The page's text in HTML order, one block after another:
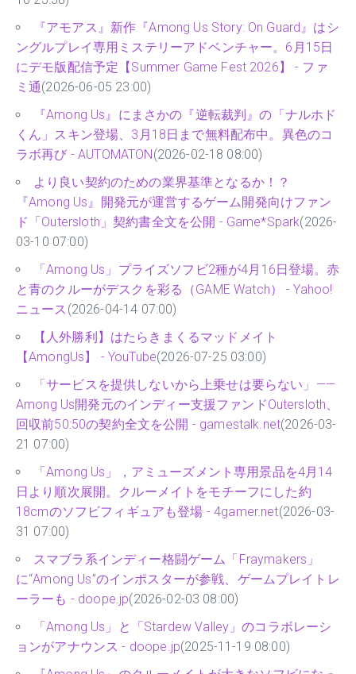
『アモアス』新作『Among Us Story: On Guard』はシ
ングルプレイ専用ミステリーアドベンチャー。6月15日
にデモ版配信予定【Summer Game Fest 2026】 - ファ
ミ通(2026-06-05 23:00)
『Among Us』にまさかの『逆転裁判』の「ナルホド
くん」スキン登場、3月18日まで無料配布中。異色のコ
ラボ再び - AUTOMATON (2026-02-18 08:00)
より良い契約のための業界基準となるか！？
『Among Us』開発元が運営するゲーム開発向けファン
ド「Outersloth」契約書全文を公開 - Game*Spark(2026-
03-10 07:00)
「Among Us」プライズソフビ2種が4月16日登場。赤
と青のクルーがデスクを彩る（GAME Watch） - Yahoo!
ニュース (2026-04-14 07:00)
【人外勝利】はたらきまくるマッドメイト
【AmongUs】 - YouTube(2026-07-25 03:00)
「サービスを提供しないから上乗せは要らない」——
Among Us開発元のインディー支援ファンドOutersloth、
回収前50:50の契約全文を公開 - gamestalk.net(2026-03-
21 07:00)
「Among Us」，アミューズメント専用景品を4月14
日より順次展開。クルーメイトをモチーフにした約
18cmのソフビフィギュアも登場 - 4gamer.net(2026-03-
31 07:00)
スマブラ系インディー格闘ゲーム「Fraymakers」
に“Among Us”のインポスターが参戦、ゲームプレイトレ
ーラーも - doope.jp(2026-02-03 08:00)
「Among Us」と「Stardew Valley」のコラボレーシ
ョンがアナウンス - doope.jp(2025-11-19 08:00)